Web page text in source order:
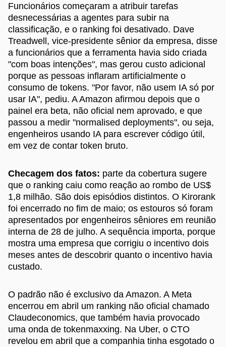
Funcionários começaram a atribuir tarefas
desnecessárias a agentes para subir na
classificação, e o ranking foi desativado. Dave
Treadwell, vice-presidente sênior da empresa, disse
a funcionários que a ferramenta havia sido criada
"com boas intenções", mas gerou custo adicional
porque as pessoas inflaram artificialmente o
consumo de tokens. "Por favor, não usem IA só por
usar IA", pediu. A Amazon afirmou depois que o
painel era beta, não oficial nem aprovado, e que
passou a medir "normalised deployments", ou seja,
engenheiros usando IA para escrever código útil,
em vez de contar token bruto.
Checagem dos fatos: parte da cobertura sugere
que o ranking caiu como reação ao rombo de US$
1,8 milhão. São dois episódios distintos. O Kirorank
foi encerrado no fim de maio; os estouros só foram
apresentados por engenheiros sêniores em reunião
interna de 28 de julho. A sequência importa, porque
mostra uma empresa que corrigiu o incentivo dois
meses antes de descobrir quanto o incentivo havia
custado.
O padrão não é exclusivo da Amazon. A Meta
encerrou em abril um ranking não oficial chamado
Claudeconomics, que também havia provocado
uma onda de tokenmaxxing. Na Uber, o CTO
revelou em abril que a companhia tinha esgotado o